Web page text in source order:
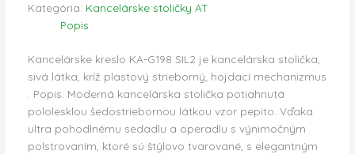
Kategória: Kancelárske stoličky AT
Popis
Kancelárske kreslo KA-G198 SIL2 je kancelárska stolička,
sivá látka, kríž plastový strieborný, hojdací mechanizmus
. Popis: Moderná kancelárska stolička potiahnutá
pololesklou šedostriebornou látkou vzor pepito. Vďaka
ultra pohodlnému sedadlu a operadlu s výnimočným
polstrovaním, ktoré sú štýlovo tvarované, s elegantným